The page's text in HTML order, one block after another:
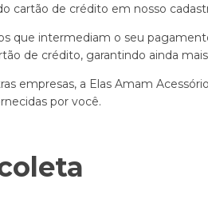
cartão de crédito em nosso
que intermediam o seu
de crédito, garantindo ainda
empresas, a Elas Amam
por você.